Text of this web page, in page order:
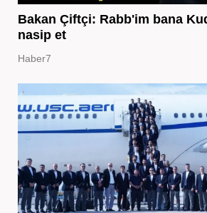
Bakan Çiftçi: Rabb'im bana
nasip et
Haber7